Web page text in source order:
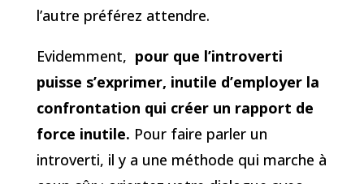
l’autre préférez attendre.
Evidemment, pour que l’introverti
puisse s’exprimer, inutile d’employer la
confrontation qui créer un rapport de
force inutile. Pour faire parler un
introverti, il y a une méthode qui marche à